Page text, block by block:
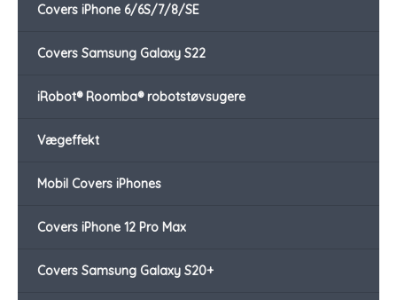
Covers iPhone 6/6S/7/8/SE
Covers Samsung Galaxy S22
iRobot® Roomba® robotstøvsugere
Vægeffekt
Mobil Covers iPhones
Covers iPhone 12 Pro Max
Covers Samsung Galaxy S20+